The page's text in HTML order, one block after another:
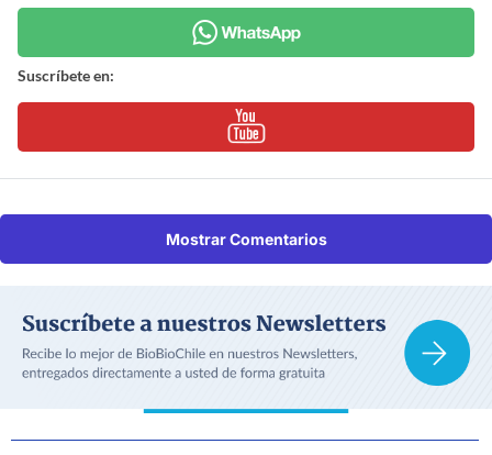
Suscríbete en:
Mostrar Comentarios